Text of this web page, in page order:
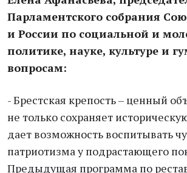
Парламентского собрания
и России по социальной и
политике, науке, культуре и
вопросам:
-Брестская крепость – ценный
не только сохраняет
дает возможность воспитывать
патриотизма у подрастающего
Предыдущая программа по